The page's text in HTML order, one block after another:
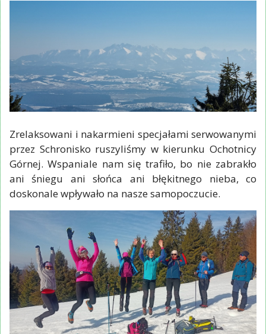
Zrelaksowani i nakarmieni specjałami serwowanymi
przez Schronisko ruszyliśmy w kierunku Ochotnicy
Górnej. Wspaniale nam się trafiło, bo nie zabrakło
ani śniegu ani słońca ani błękitnego nieba, co
doskonale wpływało na nasze samopoczucie.